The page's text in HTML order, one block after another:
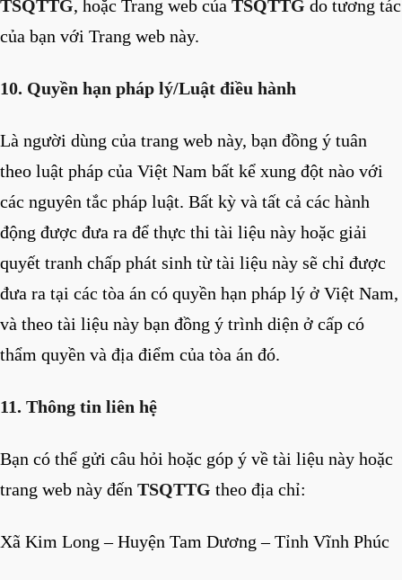
TSQTTG, hoặc Trang web của TSQTTG do tương tác
của bạn với Trang web này.
10. Quyền hạn pháp lý/Luật điều hành
Là người dùng của trang web này, bạn đồng ý tuân
theo luật pháp của Việt Nam bất kể xung đột nào với
các nguyên tắc pháp luật. Bất kỳ và tất cả các hành
động được đưa ra để thực thi tài liệu này hoặc giải
quyết tranh chấp phát sinh từ tài liệu này sẽ chỉ được
đưa ra tại các tòa án có quyền hạn pháp lý ở Việt Nam,
và theo tài liệu này bạn đồng ý trình diện ở cấp có
thẩm quyền và địa điểm của tòa án đó.
11. Thông tin liên hệ
Bạn có thể gửi câu hỏi hoặc góp ý về tài liệu này hoặc
trang web này đến TSQTTG theo địa chỉ:
Xã Kim Long – Huyện Tam Dương – Tỉnh Vĩnh Phúc